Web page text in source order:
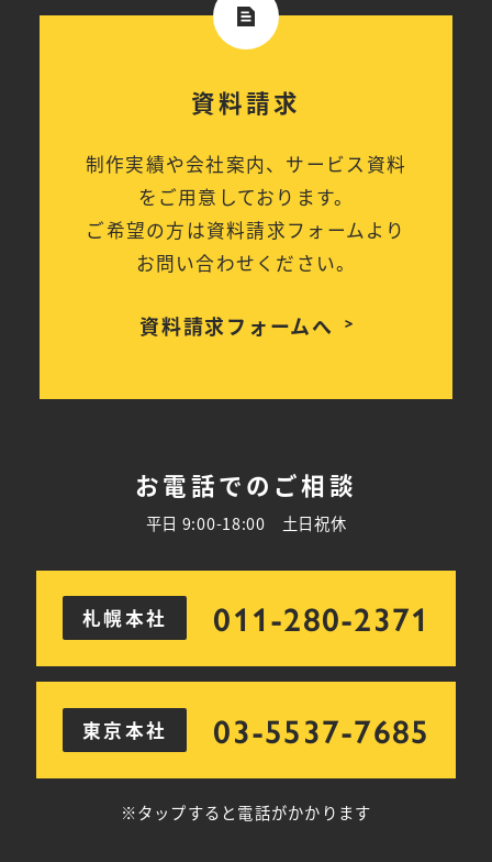
資料請求
制作実績や会社案内、サービス資料
をご用意しております。
ご希望の方は資料請求フォームより
お問い合わせください。
資料請求フォームへ
お電話でのご相談
平日 9:00-18:00 土日祝休
札幌本社 011-280-2371
東京本社 03-5537-7685
※タップすると電話がかかります